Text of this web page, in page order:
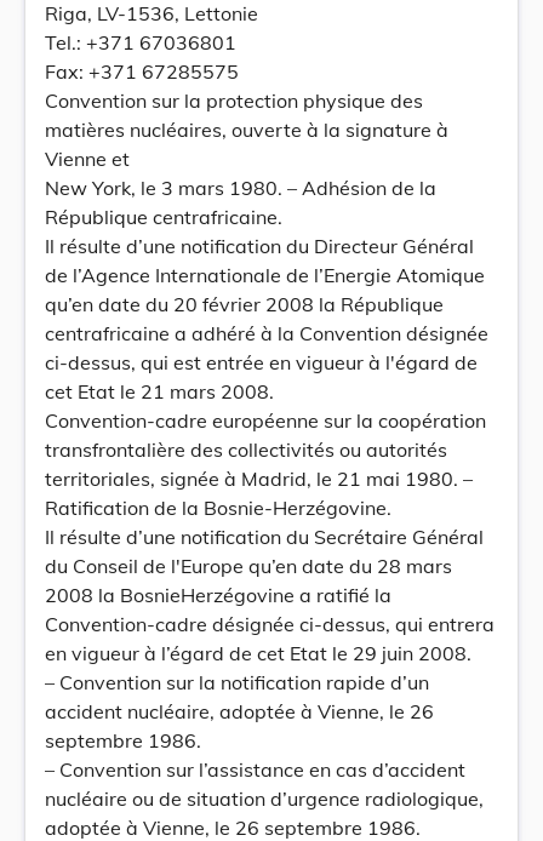
Riga, LV-1536, Lettonie
Tel.: +371 67036801
Fax: +371 67285575
Convention sur la protection physique des
matières nucléaires, ouverte à la signature à
Vienne et
New York, le 3 mars 1980. – Adhésion de la
République centrafricaine.
Il résulte d’une notification du Directeur Général
de l’Agence Internationale de l’Energie Atomique
qu’en date du 20 février 2008 la République
centrafricaine a adhéré à la Convention désignée
ci-dessus, qui est entrée en vigueur à l'égard de
cet Etat le 21 mars 2008.
Convention-cadre européenne sur la coopération
transfrontalière des collectivités ou autorités
territoriales, signée à Madrid, le 21 mai 1980. –
Ratification de la Bosnie-Herzégovine.
Il résulte d’une notification du Secrétaire Général
du Conseil de l'Europe qu’en date du 28 mars
2008 la BosnieHerzégovine a ratifié la
Convention-cadre désignée ci-dessus, qui entrera
en vigueur à l’égard de cet Etat le 29 juin 2008.
– Convention sur la notification rapide d’un
accident nucléaire, adoptée à Vienne, le 26
septembre 1986.
– Convention sur l’assistance en cas d’accident
nucléaire ou de situation d’urgence radiologique,
adoptée à Vienne, le 26 septembre 1986.